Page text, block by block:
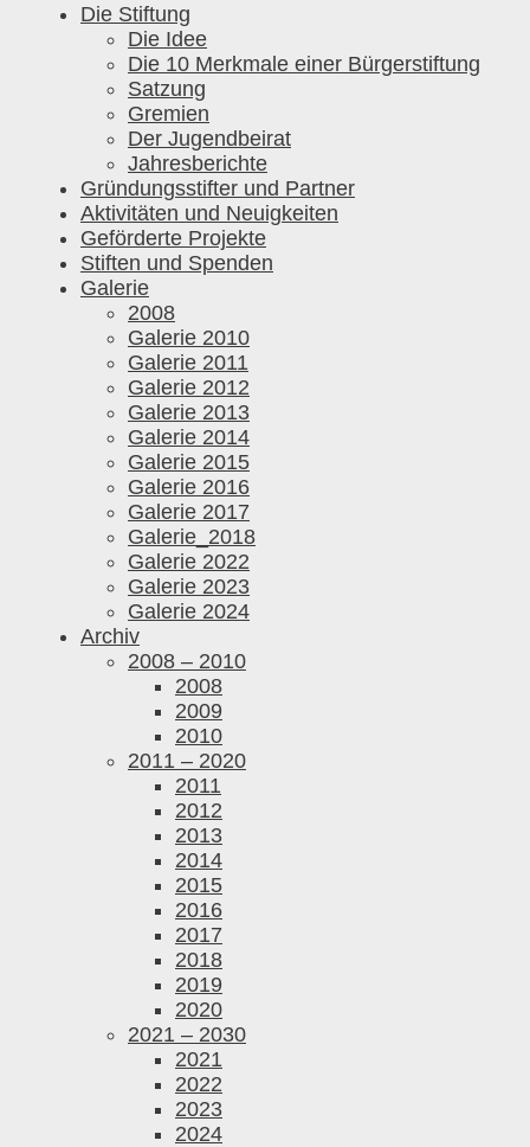
Die Stiftung
Die Idee
Die 10 Merkmale einer Bürgerstiftung
Satzung
Gremien
Der Jugendbeirat
Jahresberichte
Gründungsstifter und Partner
Aktivitäten und Neuigkeiten
Geförderte Projekte
Stiften und Spenden
Galerie
2008
Galerie 2010
Galerie 2011
Galerie 2012
Galerie 2013
Galerie 2014
Galerie 2015
Galerie 2016
Galerie 2017
Galerie_2018
Galerie 2022
Galerie 2023
Galerie 2024
Archiv
2008 – 2010
2008
2009
2010
2011 – 2020
2011
2012
2013
2014
2015
2016
2017
2018
2019
2020
2021 – 2030
2021
2022
2023
2024